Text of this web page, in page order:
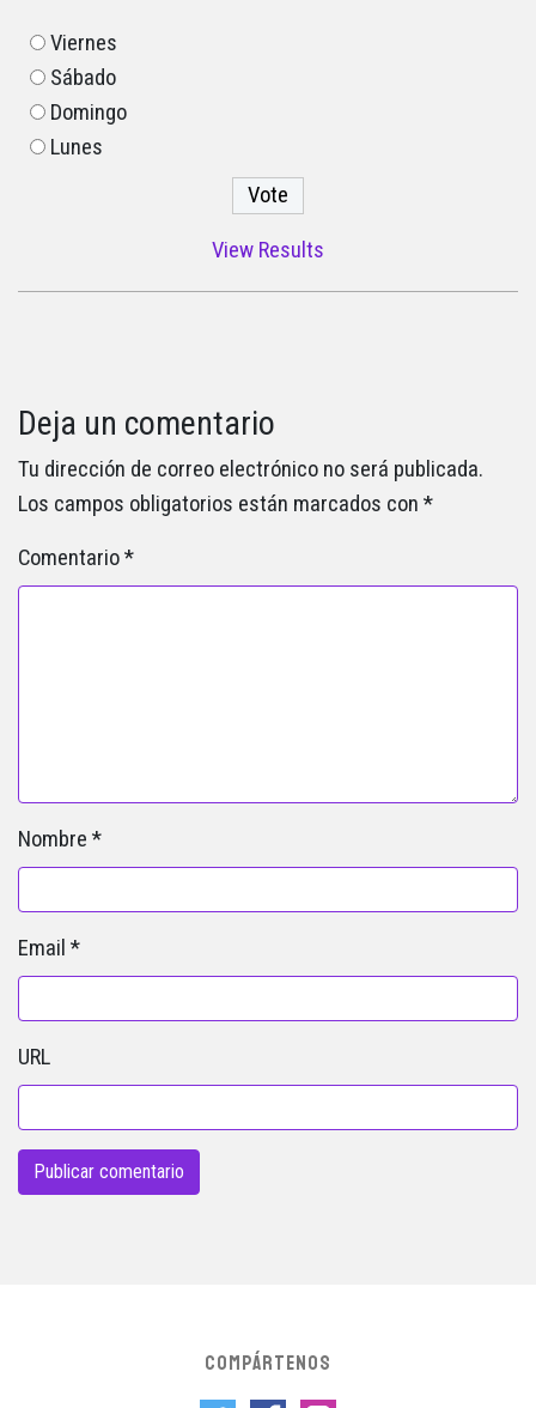
Viernes
Sábado
Domingo
Lunes
View Results
Deja un comentario
Tu dirección de correo electrónico no será publicada.
Los campos obligatorios están marcados con *
Comentario*
Nombre *
Email *
URL
COMPÁRTENOS